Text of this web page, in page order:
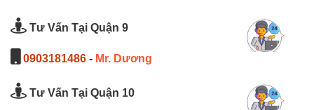
Tư Vấn Tại Quận 9
0903181486 - Mr. Dương
Tư Vấn Tại Quận 10